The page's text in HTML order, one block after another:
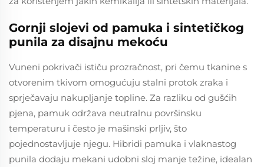
Gornji slojevi od pamuka i sintetičkog
punila za disajnu mekoću
Vuneni pokrivači ističu prozračnost, pri čemu tkanine s
otvorenim tkivom omogućuju stalni protok zraka i
sprječavaju nakupljanje topline. Za razliku od gušćih
pjena, pamuk održava neutralnu površinsku
temperaturu i često je mašinski prljiv, što
pojednostavljuje njegu. Hibridi pamuka i vlaknastog
punila dodaju mekani udobni sloj manje težine, idealan